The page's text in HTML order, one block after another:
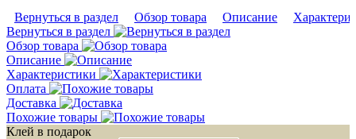
Вернуться в раздел Обзор товара Описание
Вернуться в раздел
Обзор товара
Описание
Характеристики
Оплата
Доставка
Похожие товары
Клей в подарок